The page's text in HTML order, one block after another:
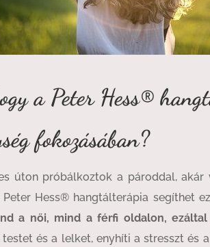
a Peter Hess®
fokozásában?
úton próbálkoztok a pároddal, akár
Hess® hangtálterápia segíthet
a női, mind a férfi oldalon, ezáltal
és a lelket, enyhíti a stresszt és